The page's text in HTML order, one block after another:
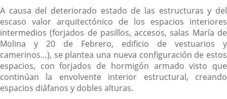
A causa del deteriorado estado de las estructuras y del
escaso valor arquitectónico de los espacios interiores
intermedios (forjados de pasillos, accesos, salas María de
Molina y 20 de Febrero, edificio de vestuarios y
camerinos…), se plantea una nueva configuración de estos
espacios, con forjados de hormigón armado visto que
continúan la envolvente interior estructural, creando
espacios diáfanos y dobles alturas.